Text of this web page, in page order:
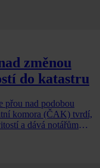
změnou
do katastru
přou nad podobou
komora (ČAK) tvrdí,
a dává notářům